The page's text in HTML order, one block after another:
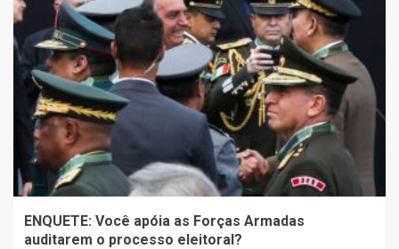
ENQUETE: Você apóia as Forças Armadas
auditarem o processo eleitoral?